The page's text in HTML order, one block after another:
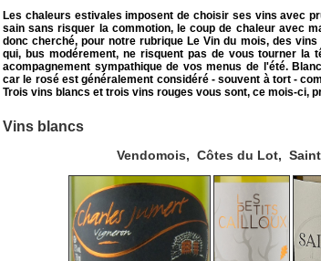
Les chaleurs estivales imposent de choisir ses vins avec
sain sans risquer la commotion, le coup de chaleur avec
donc cherché, pour notre rubrique Le Vin du mois, des
qui, bus modérement, ne risquent pas de vous tourner la
acompagnement sympathique de vos menus de l'été.
car le rosé est généralement considéré - souvent à tort -
Trois vins blancs et trois vins rouges vous sont, ce mois-ci,
Vins blancs
Vendomois, Côtes du Lot,